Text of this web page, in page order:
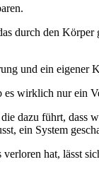
durch den
und ein eigener
wirklich nur ein
dazu führt, dass
ein System
hat, lässt